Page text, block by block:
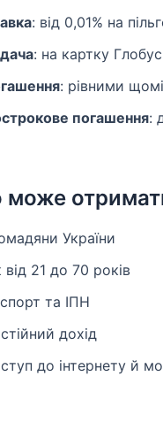
: від 0,01% на
: на картку
: рівними
погашення:
може
України
від 21 до 70 років
та ІПН
дохід
до інтернету й